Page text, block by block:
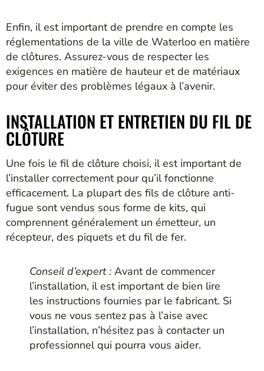
Enfin, il est important de prendre en compte les
réglementations de la ville de Waterloo en matière
de clôtures. Assurez-vous de respecter les
exigences en matière de hauteur et de matériaux
pour éviter des problèmes légaux à l’avenir.
INSTALLATION ET ENTRETIEN DU FIL DE
CLÔTURE
Une fois le fil de clôture choisi, il est important de
l’installer correctement pour qu’il fonctionne
efficacement. La plupart des fils de clôture anti-
fugue sont vendus sous forme de kits, qui
comprennent généralement un émetteur, un
récepteur, des piquets et du fil de fer.
Conseil d’expert : Avant de commencer
l’installation, il est important de bien lire
les instructions fournies par le fabricant. Si
vous ne vous sentez pas à l’aise avec
l’installation, n’hésitez pas à contacter un
professionnel qui pourra vous aider.